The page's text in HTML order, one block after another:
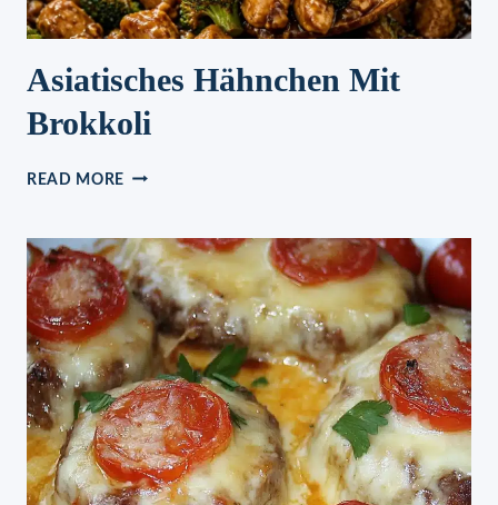
Asiatisches Hähnchen Mit
Brokkoli
READ MORE ASIATISCHES
BROKKOLI